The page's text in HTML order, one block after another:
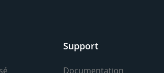
Support
Documentation